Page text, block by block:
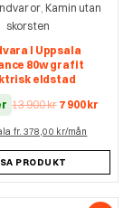
, Kamin utan
skorsten
I Uppsala
80w grafit
eldstad
13 900kr Det
priset
13
900 kr.
7 900kr
900 kr.
fr. 378,00 kr/mån
PRODUKT